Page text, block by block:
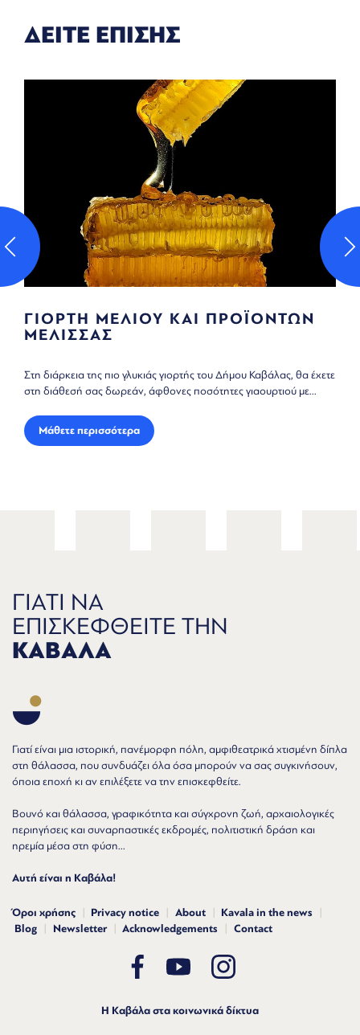
ΔΕΙΤΕ ΕΠΙΣΗΣ
ΚΑΙ ΠΡΟΪΟΝΤΩΝ
γιορτής του Δήμου Καβάλας, θα έχετε
άφθονες ποσότητες γιαουρτιού με...
ΓΙΟΡΤΗ
Σύλλογο Ν. Καρυάς ως
οποία...
ΓΙΑΤΙ ΝΑ
ΕΠΙΣΚΕΦΘΕΙΤΕ ΤΗΝ
ΚΑΒΑΛΑ
Γιατί είναι μια ιστορική, πανέμορφη πόλη, αμφιθεατρικά χτισμένη δίπλα
στη θάλασσα, που συνδυάζει όλα όσα μπορούν να σας συγκινήσουν,
όποια εποχή κι αν επιλέξετε να την επισκεφθείτε.
Βουνό και θάλασσα, γραφικότητα και σύγχρονη ζωή, αρχαιολογικές
περιηγήσεις και συναρπαστικές εκδρομές, πολιτιστική δράση και
ηρεμία μέσα στη φύση...
Αυτή είναι η Καβάλα!
Όροι χρήσης Privacy notice About
Kavala in the news
Blog
Newsletter Acknowledgements Contact
Η Καβάλα στα κοινωνικά δίκτυα